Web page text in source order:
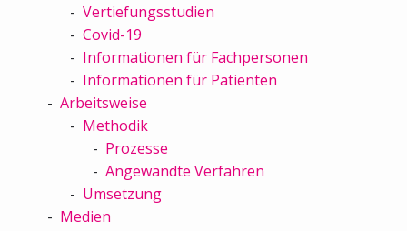
Vertiefungsstudien
Covid-19
Informationen für Fachpersonen
Informationen für Patienten
Arbeitsweise
Methodik
Prozesse
Angewandte Verfahren
Umsetzung
Medien